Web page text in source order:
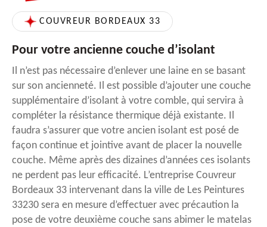
COUVREUR BORDEAUX 33
Pour votre ancienne couche d’isolant
Il n’est pas nécessaire d’enlever une laine en se basant
sur son ancienneté. Il est possible d’ajouter une couche
supplémentaire d’isolant à votre comble, qui servira à
compléter la résistance thermique déjà existante. Il
faudra s’assurer que votre ancien isolant est posé de
façon continue et jointive avant de placer la nouvelle
couche. Même après des dizaines d’années ces isolants
ne perdent pas leur efficacité. L’entreprise Couvreur
Bordeaux 33 intervenant dans la ville de Les Peintures
33230 sera en mesure d’effectuer avec précaution la
pose de votre deuxième couche sans abimer le matelas